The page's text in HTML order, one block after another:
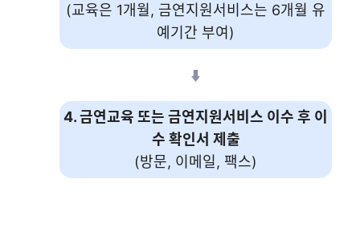
(교육은 1개월, 금연지원서비스는 6개월 유
예기간 부여)
4. 금연교육 또는 금연지원서비스 이수 후 이
수 확인서 제출
(방문, 이메일, 팩스)